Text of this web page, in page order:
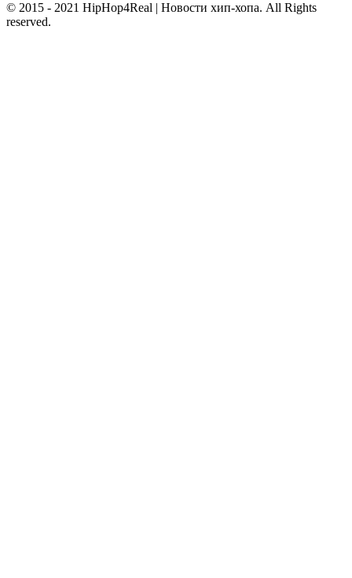
© 2015 - 2021 HipHop4Real | Новости хип-хопа. All Rights
reserved.